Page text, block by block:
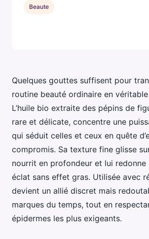
Quelques gouttes suffisent pour
routine beauté ordinaire en
L’huile bio extraite des pépins de
rare et délicate, concentre une
qui séduit celles et ceux en quête
compromis. Sa texture fine glisse
nourrit en profondeur et lui redonne
éclat sans effet gras. Utilisée avec
devient un allié discret mais
marques du temps, tout en
épidermes les plus exigeants.
Beaute